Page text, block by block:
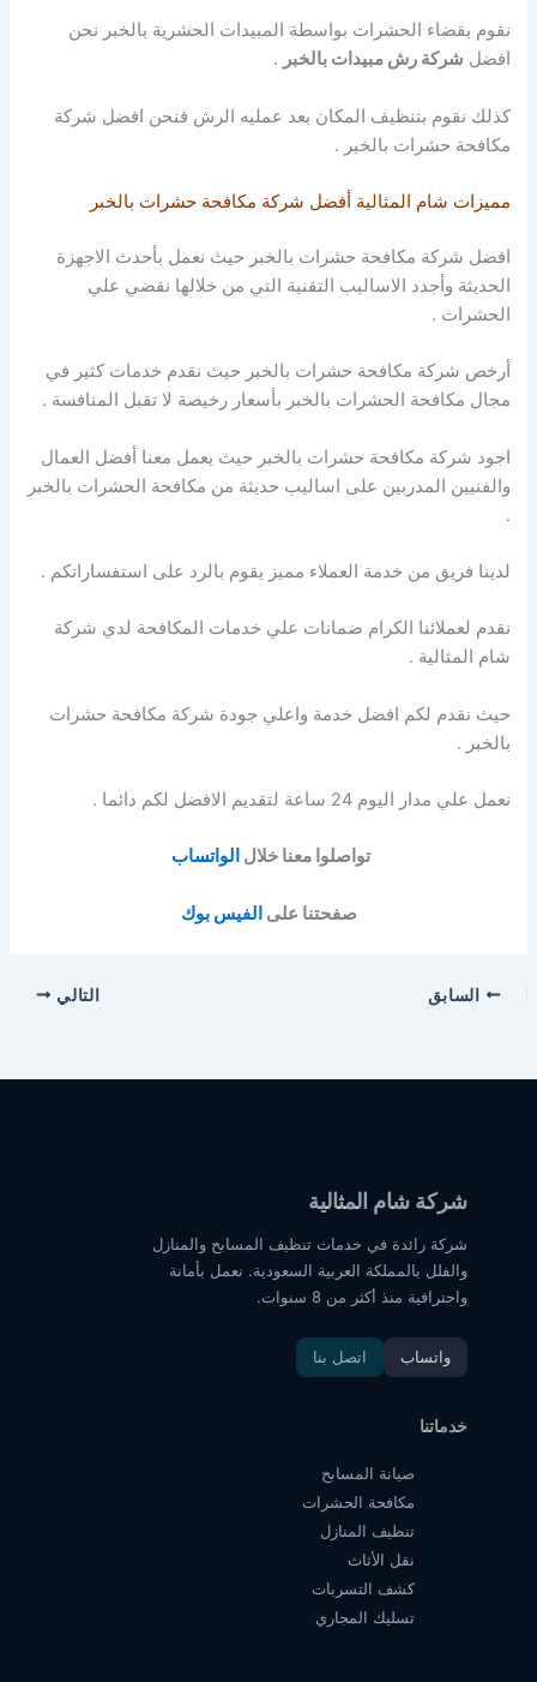
نقوم بقضاء الحشرات بواسطة المبيدات الحشرية بالخبر نحن
افضل شركة رش مبيدات بالخبر .
كذلك نقوم بتنظيف المكان بعد عمليه الرش فنحن افضل شركة
مكافحة حشرات بالخبر .
مميزات شام المثالية أفضل شركة مكافحة حشرات بالخبر
افضل شركة مكافحة حشرات بالخبر حيث نعمل بأحدث الاجهزة
الحديثة وأجدد الاساليب التقنية التي من خلالها نقضي علي
الحشرات .
أرخص شركة مكافحة حشرات بالخبر حيث نقدم خدمات كثير في
مجال مكافحة الحشرات بالخبر بأسعار رخيصة لا تقبل المنافسة .
اجود شركة مكافحة حشرات بالخبر حيث يعمل معنا أفضل العمال
والفنيين المدربين على اساليب حديثة من مكافحة الحشرات بالخبر
.
لدينا فريق من خدمة العملاء مميز يقوم بالرد على استفساراتكم .
نقدم لعملائنا الكرام ضمانات علي خدمات المكافحة لدي شركة
شام المثالية .
حيث نقدم لكم افضل خدمة واعلي جودة شركة مكافحة حشرات
بالخبر .
نعمل علي مدار اليوم 24 ساعة لتقديم الافضل لكم دائما .
تواصلوا معنا خلال الواتساب
صفحتنا على الفيس بوك
السابق التالي
شركة شام المثالية
شركة رائدة في خدمات تنظيف المسابح والمنازل
والفلل بالمملكة العربية السعودية. نعمل بأمانة
واحترافية منذ أكثر من 8 سنوات.
واتساب اتصل بنا
خدماتنا
صيانة المسابح
مكافحة الحشرات
تنظيف المنازل
نقل الأثاث
كشف التسربات
تسليك المجاري